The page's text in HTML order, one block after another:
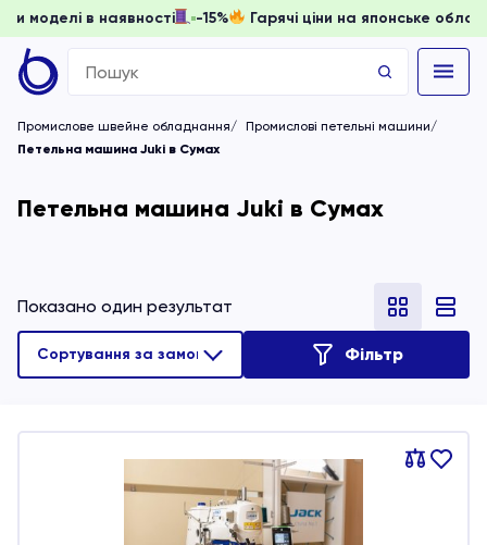
доки моделі в наявності -15% Гарячі ціни на японське
Search
for:
Промислове швейне обладнання
Промислові петельні машини
Петельна машина Juki в Сумах
Петельна машина Juki в Сумах
Показано один результат
Фільтр
Порівняти
В